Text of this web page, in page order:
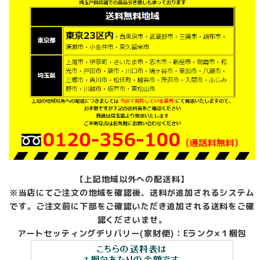
【上記地域以外への配送料】
※当店にてご注文の地域を確認後、送料が追加されるシステム
です。ご注文前に下部をご確認いただき追加される送料をご確
認くださいませ。
アートセッティングデリバリー(家財便)：Eランク×１梱包